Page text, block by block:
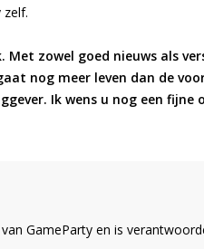
zelf.
Met zowel goed nieuws als
nog meer leven dan de
Ik wens u nog een
GameParty en is